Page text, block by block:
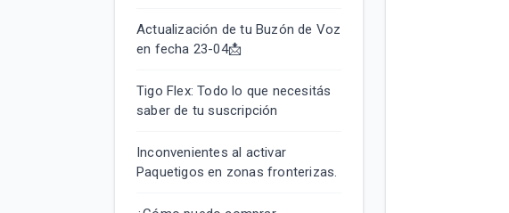
Actualización de tu Buzón de Voz
en fecha 23-04📩
Tigo Flex: Todo lo que necesitás
saber de tu suscripción
Inconvenientes al activar
Paquetigos en zonas fronterizas.